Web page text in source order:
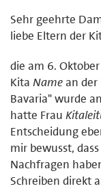
Sehr geehrte
liebe Eltern der
die am 6.
Kita Namean der
Bavaria" wurde
hatte Frau
Entscheidung
mir bewusst,
Nachfragen
Schreiben direkt